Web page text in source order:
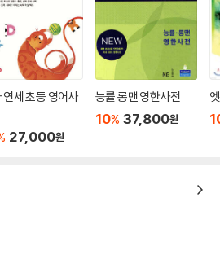
연세 초등 영어사
27,000원
능률 롱맨 영한사전
10% 37,800원